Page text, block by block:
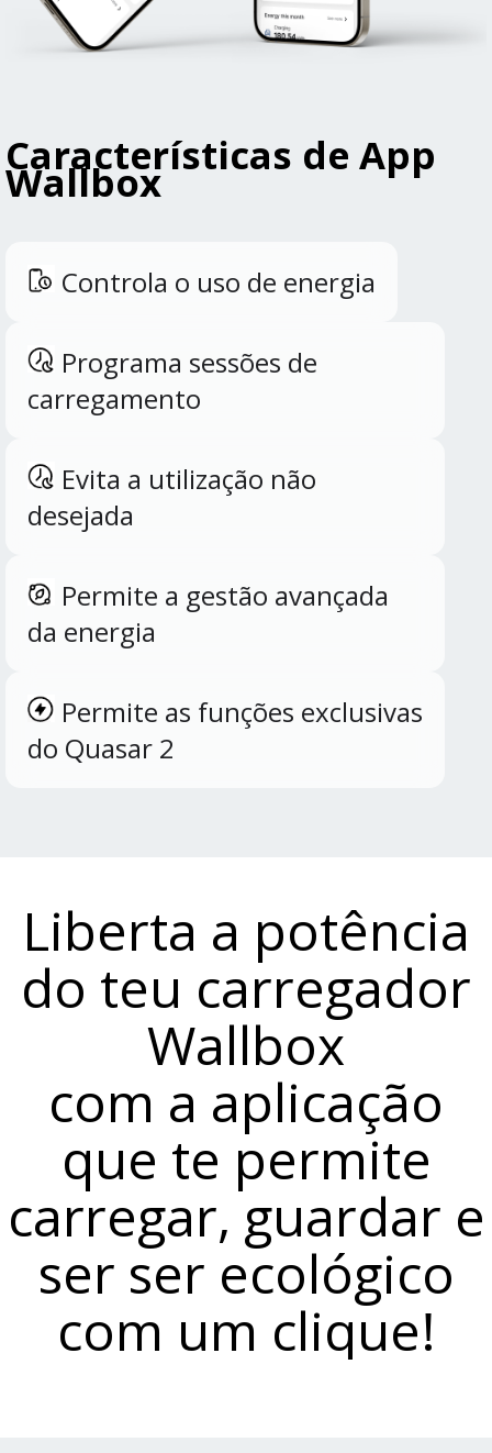
Características de App
Wallbox
Controla o uso de energia
Programa sessões de
carregamento
Evita a utilização não
desejada
Permite a gestão avançada
da energia
Permite as funções exclusivas
do Quasar 2
Liberta a potência
do teu carregador
Wallbox
com a aplicação
que te permite
carregar, guardar e
ser ser ecológico
com um clique!